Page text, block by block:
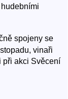
spojeny se
vinaři
při akci Svěcení